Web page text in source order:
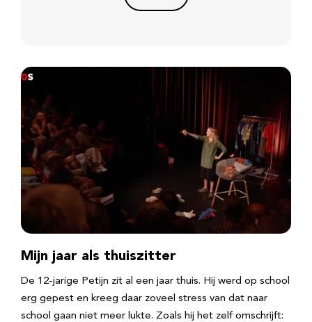
Mijn jaar als thuiszitter
De 12-jarige Petijn zit al een jaar thuis. Hij werd op school
erg gepest en kreeg daar zoveel stress van dat naar
school gaan niet meer lukte. Zoals hij het zelf omschrijft: